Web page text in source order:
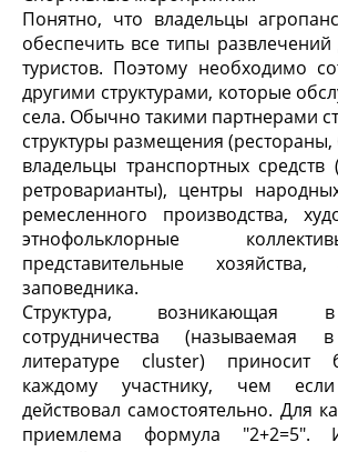
Понятно, что владельцы
обеспечить все типы
туристов. Поэтому необходимо
другими структурами, которые
села. Обычно такими партнерами
структуры размещения
владельцы транспортных средств
ретроварианты), центры
ремесленного производства,
этнофольклорные
представительные хозяйства,
заповедника.
Структура, возникающая
сотрудничества (называемая
литературе cluster) приносит
каждому участнику, чем
действовал самостоятельно. Для
приемлема формула "2+2=5".